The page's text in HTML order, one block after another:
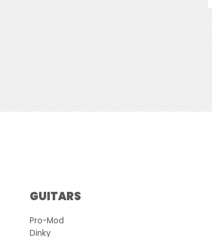
GUITARS
Pro-Mod
Dinky